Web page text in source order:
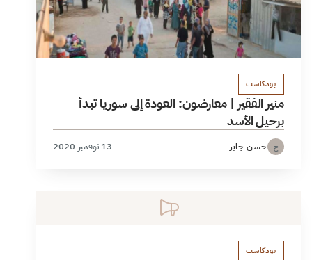
بودكاست
منير الفقير | معارضون: العودة إلى سوريا تبدأ
برحيل الأسد
ح حسن جابر 13 نوفمبر 2020
بودكاست